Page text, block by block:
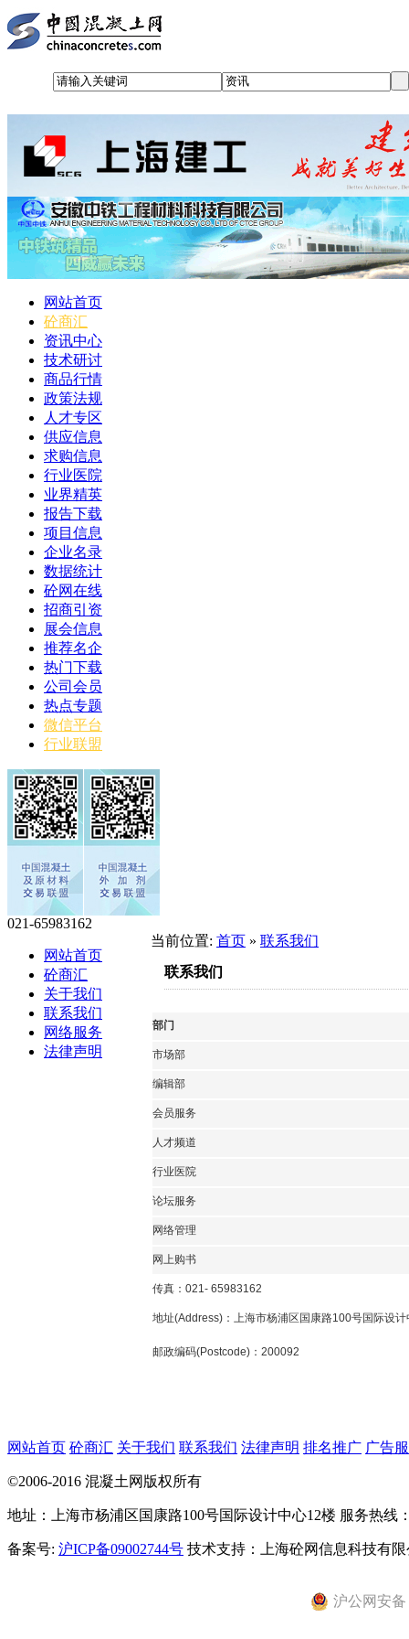
网站首页
砼商汇
资讯中心
技术研讨
商品行情
政策法规
人才专区
供应信息
求购信息
行业医院
业界精英
报告下载
项目信息
企业名录
数据统计
砼网在线
招商引资
展会信息
推荐名企
热门下载
公司会员
热点专题
微信平台
行业联盟
021-65983162
网站首页
砼商汇
关于我们
联系我们
网络服务
法律声明
当前位置: 首页 » 联系我们
联系我们
部门
市场部
编辑部
会员服务
人才频道
行业医院
论坛服务
网络管理
网上购书
传真：021- 65983162
地址(Address)：上海市杨浦区国康路100号国际设
邮政编码(Postcode)：200092
网站首页 砼商汇 关于我们 联系我们 法律声明 排名推广 广告
©2006-2016 混凝土网版权所有
地址：上海市杨浦区国康路100号国际设计中心12楼 服务热线
备案号: 沪ICP备09002744号 技术支持：上海砼网信息科技有
沪公网安备